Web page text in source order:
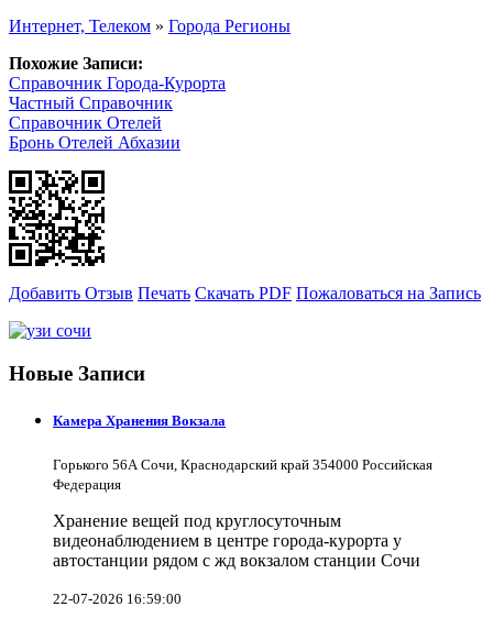
Интернет, Телеком » Города Регионы
Похожие Записи:
Справочник Города-Курорта
Частный Справочник
Справочник Отелей
Бронь Отелей Абхазии
Добавить Отзыв Печать Скачать PDF Пожаловаться на Запись
Новые Записи
Камера Хранения Вокзала
Горького 56А Сочи, Краснодарский край 354000 Российская
Федерация
Хранение вещей под круглосуточным
видеонаблюдением в центре города-курорта у
автостанции рядом с жд вокзалом станции Сочи
22-07-2026 16:59:00